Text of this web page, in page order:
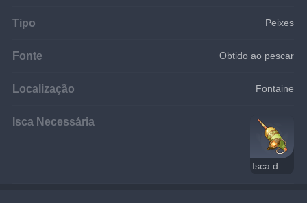
Tipo Peixes
Fonte Obtido ao pescar
Localização Fontaine
Isca Necessária